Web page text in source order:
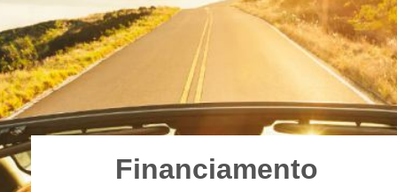
Financiamento